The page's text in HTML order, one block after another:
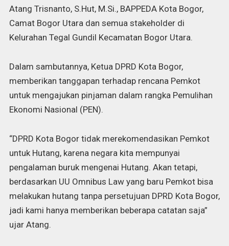
Atang Trisnanto, S.Hut, M.Si., BAPPEDA Kota Bogor,
Camat Bogor Utara dan semua stakeholder di
Kelurahan Tegal Gundil Kecamatan Bogor Utara.
Dalam sambutannya, Ketua DPRD Kota Bogor,
memberikan tanggapan terhadap rencana Pemkot
untuk mengajukan pinjaman dalam rangka Pemulihan
Ekonomi Nasional (PEN).
“DPRD Kota Bogor tidak merekomendasikan Pemkot
untuk Hutang, karena negara kita mempunyai
pengalaman buruk mengenai Hutang. Akan tetapi,
berdasarkan UU Omnibus Law yang baru Pemkot bisa
melakukan hutang tanpa persetujuan DPRD Kota Bogor,
jadi kami hanya memberikan beberapa catatan saja”
ujar Atang.